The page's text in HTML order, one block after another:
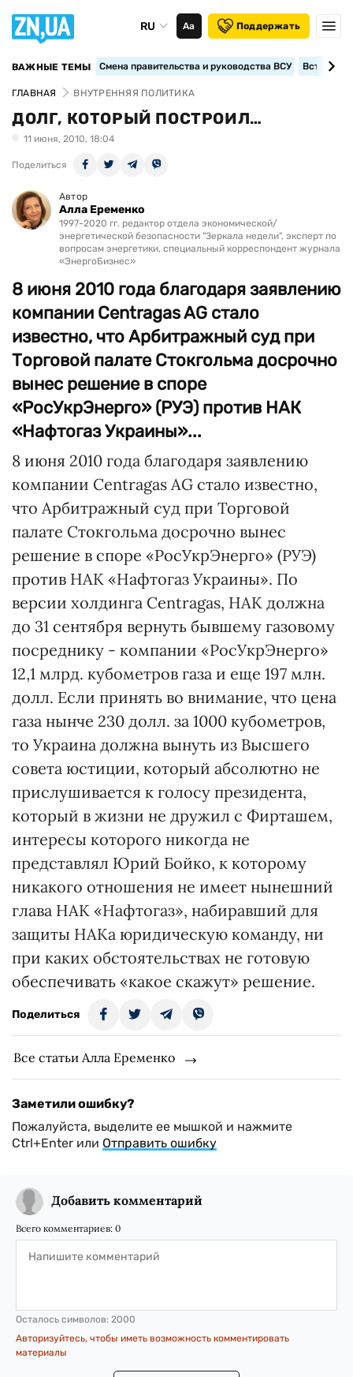
RU Аа Поддержать
ВАЖНЫЕ ТЕМЫ Смена правительства и руководства ВСУ
ГЛАВНАЯ ВНУТРЕННЯЯ ПОЛИТИКА
ДОЛГ, КОТОРЫЙ ПОСТРОИЛ…
11 июня, 2010, 18:04
Поделиться
Автор
Алла Еременко
1997-2020 гг. редактор отдела экономической/
энергетической безопасности "Зеркала недели", эксперт по
вопросам энергетики, специальный корреспондент журнала
«ЭнергоБизнес»
8 июня 2010 года благодаря заявлению
компании Centrаgas AG стало
известно, что Арбитражный суд при
Торговой палате Стокгольма досрочно
вынес решение в споре
«РосУкрЭнерго» (РУЭ) против НАК
«Нафтогаз Украины»...
8 июня 2010 года благодаря заявлению
компании Centrаgas AG стало известно,
что Арбитражный суд при Торговой
палате Стокгольма досрочно вынес
решение в споре «РосУкрЭнерго» (РУЭ)
против НАК «Нафтогаз Украины». По
версии холдинга Centrаgas, НАК должна
до 31 сентября вернуть бывшему газовому
посреднику - компании «РосУкрЭнерго»
12,1 млрд. кубометров газа и еще 197 млн.
долл. Если принять во внимание, что цена
газа нынче 230 долл. за 1000 кубометров,
то Украина должна вынуть из Высшего
совета юстиции, который абсолютно не
прислушивается к голосу президента,
который в жизни не дружил с Фирташем,
интересы которого никогда не
представлял Юрий Бойко, к которому
никакого отношения не имеет нынешний
глава НАК «Нафтогаз», набиравший для
защиты НАКа юридическую команду, ни
при каких обстоятельствах не готовую
обеспечивать «какое скажут» решение.
Поделиться
Все статьи Алла Еременко
Заметили ошибку?
Пожалуйста, выделите ее мышкой и нажмите
Ctrl+Enter или Отправить ошибку
Добавить комментарий
Всего комментариев: 0
Осталось символов: 2000
Авторизуйтесь, чтобы иметь возможность комментировать
материалы